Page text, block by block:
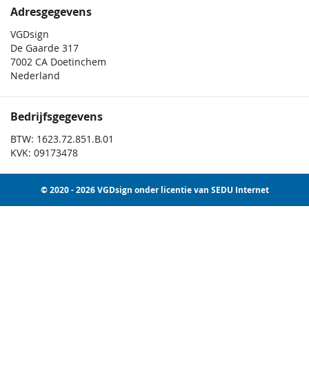
Adresgegevens
VGDsign
De Gaarde 317
7002 CA Doetinchem
Nederland
Bedrijfsgegevens
BTW: 1623.72.851.B.01
KVK: 09173478
© 2020 - 2026 VGDsign onder licentie van SEDU Internet